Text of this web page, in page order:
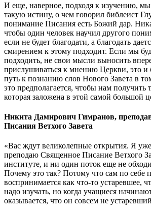
И еще, наверное, подходя к изучению,
такую истину, о чем говорил библеист
понимание Писания есть Божий дар.
чтобы один человек научил другого
если не будет благодати, а благодать
смирением к этому подходит. Если мы
подходить, не свои мысли выносить
прислушиваться к мнению Церкви, это и
путь к познанию слов Нового Завета в
это предполагается, чтобы нам получить
которая заложена в этой самой большой
Никита Дамирович Гимранов,
Писания Ветхого Завета
«Вас ждут великолепные открытия. Я уже
преподаю Священное Писание Ветхого
институте, и ни один поток еще не
Почему это так? Потому что сам по себе
воспринимается как что-то устаревшее,
надо изучать, но когда учащиеся
оказывается, что он совсем не